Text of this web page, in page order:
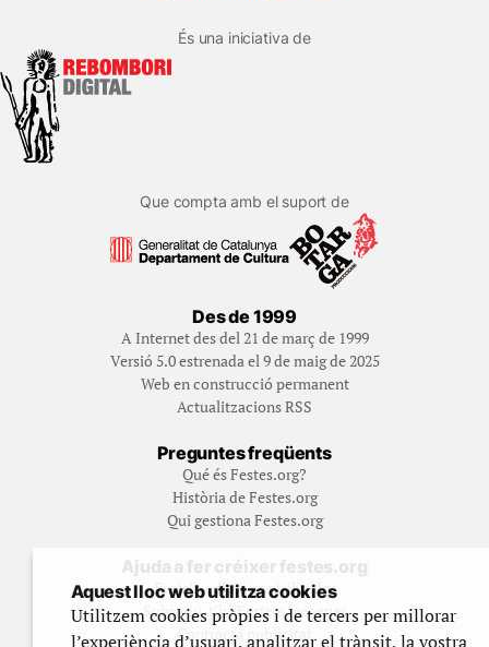
És una iniciativa de
Que compta amb el suport de
Des de 1999
A Internet des del 21 de març de 1999
Versió 5.0 estrenada el 9 de maig de 2025
Web en construcció permanent
Actualitzacions RSS
Preguntes freqüents
Qué és Festes.org?
Història de Festes.org
Qui gestiona Festes.org
Ajuda a fer créixer festes.org
Feste’n editor/contribuidor
Subscriu-t’hi/Feste’n mecenes
Contracta publicitat
Aquest lloc web utilitza cookies
Utilitzem cookies pròpies i de tercers per millorar
l’experiència d’usuari, analitzar el trànsit, la vostra